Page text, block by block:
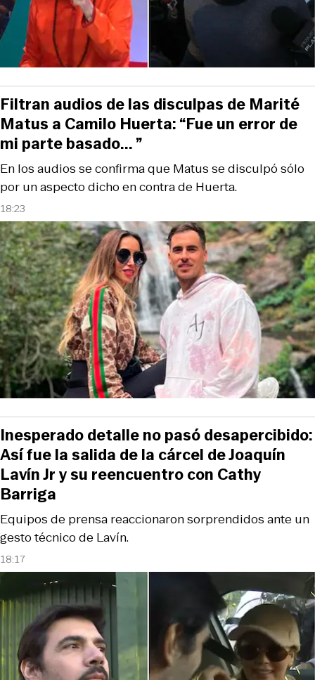
18:23
En los audios se confirma que Matus se disculpó sólo
por un aspecto dicho en contra de Huerta.
Filtran audios de las disculpas de Marité
Matus a Camilo Huerta: “Fue un error de
mi parte basado... ”
18:17
Equipos de prensa reaccionaron sorprendidos ante un
gesto técnico de Lavín.
Inesperado detalle no pasó desapercibido:
Así fue la salida de la cárcel de Joaquín
Lavín Jr y su reencuentro con Cathy
Barriga